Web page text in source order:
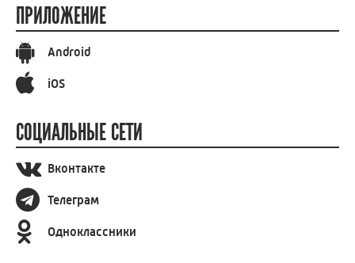
ПРИЛОЖЕНИЕ
Android
iOS
СОЦИАЛЬНЫЕ СЕТИ
Вконтакте
Телеграм
Одноклассники